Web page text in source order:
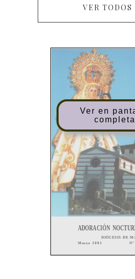
VER TODOS
Ver en
completa
ADORACIÓN
DIÓCESISDE
Marzo
2001